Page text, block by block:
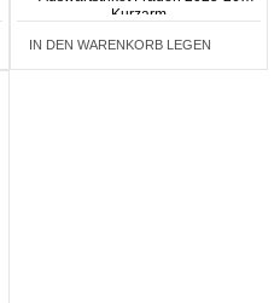
Kurzarm
IN DEN WARENKORB LEGEN